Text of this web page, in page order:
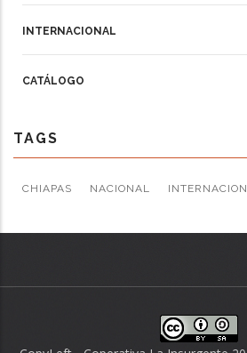
INTERNACIONAL
CATÁLOGO
TAGS
CHIAPAS NACIONAL